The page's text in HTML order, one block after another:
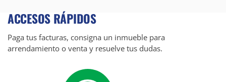
ACCESOS RÁPIDOS
Paga tus facturas, consigna un inmueble para
arrendamiento o venta y resuelve tus dudas.